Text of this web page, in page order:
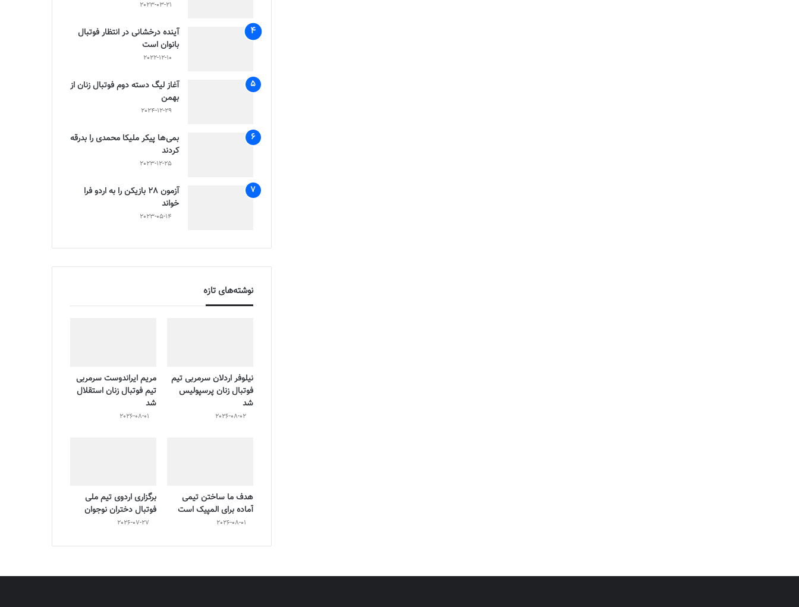
2023-03-21
آینده درخشانی در انتظار فوتبال
بانوان است
2022-12-10
آغاز لیگ دسته دوم فوتبال زنان از
بهمن
2024-12-29
بمی‌ها پیکر ملیکا محمدی را بدرقه
کردند
2023-12-25
آزمون 28 بازیکن را به اردو فرا
خواند
2023-05-14
نوشته‌های تازه
نیلوفر اردلان سرمربی تیم
فوتبال زنان پرسپولیس
شد
2026-08-02
مریم ایراندوست سرمربی
تیم فوتبال زنان استقلال
شد
2026-08-01
هدف ما ساختن تیمی
آماده برای المپیک است
2026-08-01
برگزاری اردوی تیم ملی
فوتبال دختران نوجوان
2026-07-27